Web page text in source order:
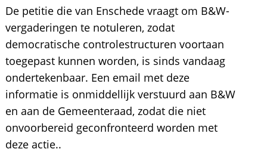
De petitie die van Enschede vraagt om B&W-
vergaderingen te notuleren, zodat
democratische controlestructuren voortaan
toegepast kunnen worden, is sinds vandaag
ondertekenbaar. Een email met deze
informatie is onmiddellijk verstuurd aan B&W
en aan de Gemeenteraad, zodat die niet
onvoorbereid geconfronteerd worden met
deze actie..